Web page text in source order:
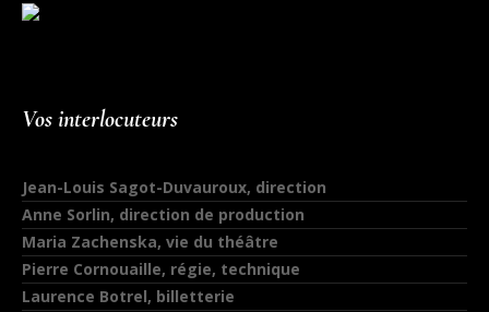
Vos interlocuteurs
Jean-Louis Sagot-Duvauroux, direction
Anne Sorlin, direction de production
Maria Zachenska, vie du théâtre
Pierre Cornouaille, régie, technique
Laurence Botrel, billetterie